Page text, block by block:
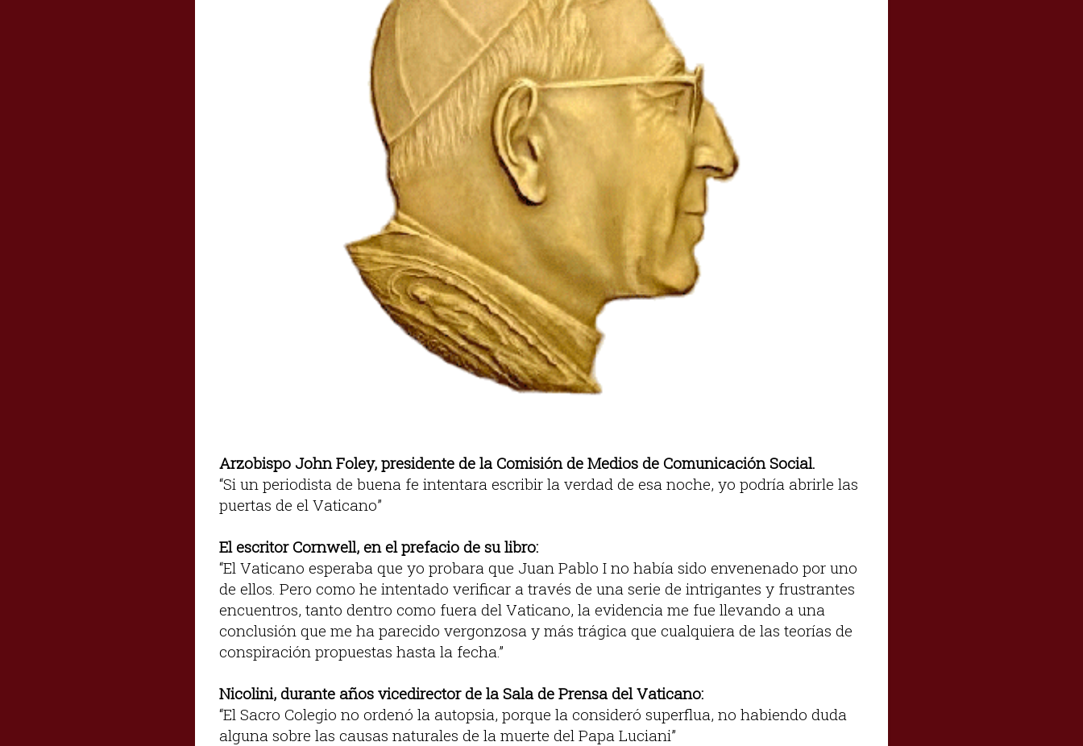
Arzobispo John Foley, presidente de la Comisión de Medios de Comunicación Social.
“Si un periodista de buena fe intentara escribir la verdad de esa noche, yo podría abrirle las
puertas de el Vaticano”
El escritor Cornwell, en el prefacio de su libro:
“El Vaticano esperaba que yo probara que Juan Pablo I no había sido envenenado por uno
de ellos. Pero como he intentado verificar a través de una serie de intrigantes y frustrantes
encuentros, tanto dentro como fuera del Vaticano, la evidencia me fue llevando a una
conclusión que me ha parecido vergonzosa y más trágica que cualquiera de las teorías de
conspiración propuestas hasta la fecha.”
Nicolini, durante años vicedirector de la Sala de Prensa del Vaticano:
“El Sacro Colegio no ordenó la autopsia, porque la consideró superflua, no habiendo duda
alguna sobre las causas naturales de la muerte del Papa Luciani”